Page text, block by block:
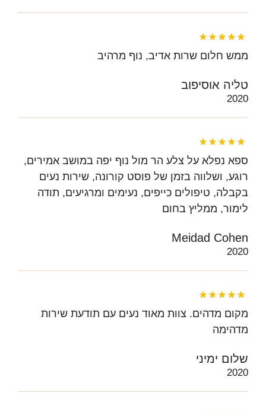
ממש חלום שרות אדיב, נוף מרהיב
טליה אוסיפוב
2020
ספא נפלא על צלע הר מול נוף יפה במושב אמירים,
רוגע, ושלווה בזמן של פוסט קורונה, שירות נעים
בקבלה, טיפולים כייפים, נעימים ומרגיעים, תודה
לימור, ממליץ בחום
Meidad Cohen
2020
מקום מדהים. צוות מאוד נעים עם תודעת שירות
מדהימה
שלום ימיני
2020